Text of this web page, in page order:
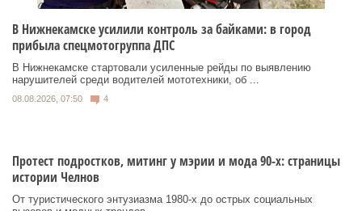
В Нижнекамске усилили контроль за байками: в город
прибыла спецмотогруппа ДПС
В Нижнекамске стартовали усиленные рейды по выявлению
нарушителей среди водителей мототехники, об ...
08.08.2026, 07:50 4
Протест подростков, митинг у мэрии и мода 90-х: страницы
истории Челнов
От туристического энтузиазма 1980‑х до острых социальных